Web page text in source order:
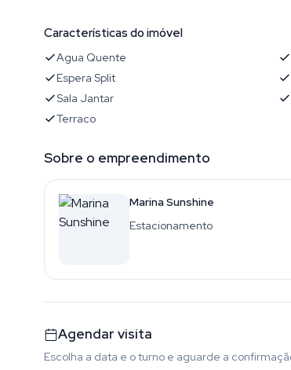
Características do imóvel
Agua Quente
Espera Split
Sala Jantar
Terraco
Sobre o empreendimento
Marina Sunshine
Estacionamento
Agendar visita
Escolha a data e o turno e aguarde a